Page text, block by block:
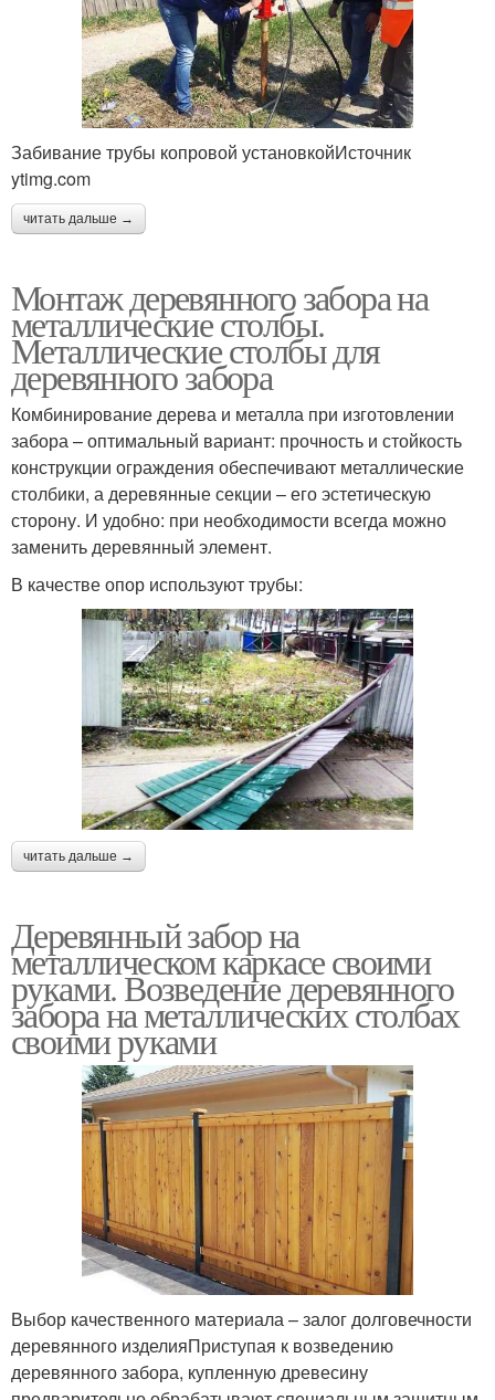
Забивание трубы копровой установкойИсточник
ytimg.com
читать дальше →
Монтаж деревянного забора на
металлические столбы.
Металлические столбы для
деревянного забора
Комбинирование дерева и металла при изготовлении
забора – оптимальный вариант: прочность и стойкость
конструкции ограждения обеспечивают металлические
столбики, а деревянные секции – его эстетическую
сторону. И удобно: при необходимости всегда можно
заменить деревянный элемент.
В качестве опор используют трубы:
читать дальше →
Деревянный забор на
металлическом каркасе своими
руками. Возведение деревянного
забора на металлических столбах
своими руками
Выбор качественного материала – залог долговечности
деревянного изделияПриступая к возведению
деревянного забора, купленную древесину